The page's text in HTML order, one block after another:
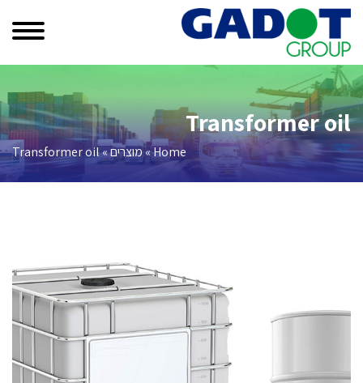
Transformer oil
Home
»מוצרים»
Transformer oil